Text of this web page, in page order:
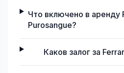
Что включено в аренду
Purosangue?
Каков залог за